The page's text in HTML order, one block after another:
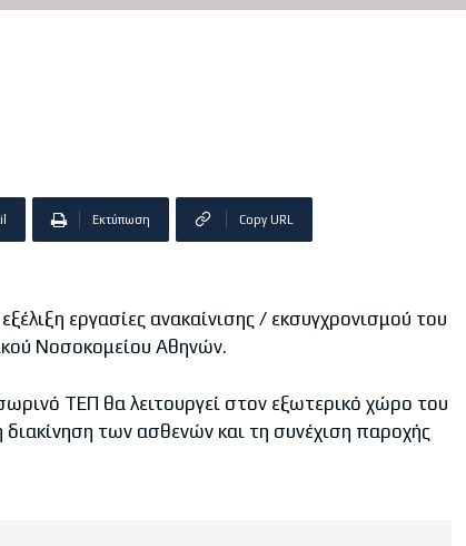
Εκτύπωση Copy URL
εργασίες ανακαίνισης / εκσυγχρονισμού του
Νοσοκομείου Αθηνών.
ΤΕΠ θα λειτουργεί στον εξωτερικό χώρο του
των ασθενών και τη συνέχιση παροχής